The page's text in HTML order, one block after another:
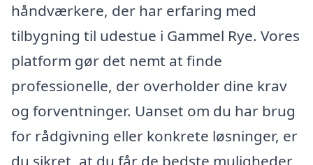
håndværkere, der har erfaring med
tilbygning til udestue i Gammel Rye. Vores
platform gør det nemt at finde
professionelle, der overholder dine krav
og forventninger. Uanset om du har brug
for rådgivning eller konkrete løsninger, er
du sikret, at du får de bedste muligheder